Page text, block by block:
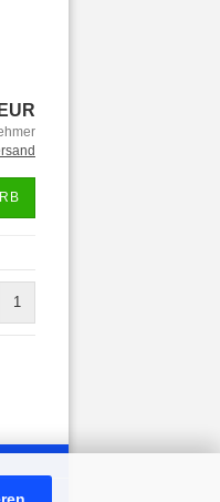
1